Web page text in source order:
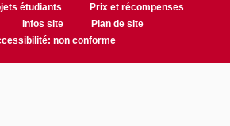
étudiants
Prix et récompenses
Infos site
Plan de site
non conforme